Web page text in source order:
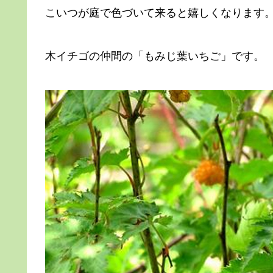
こいつが庭で色づいて来ると嬉しくなります
木イチゴの仲間の「もみじ葉いちご」です。